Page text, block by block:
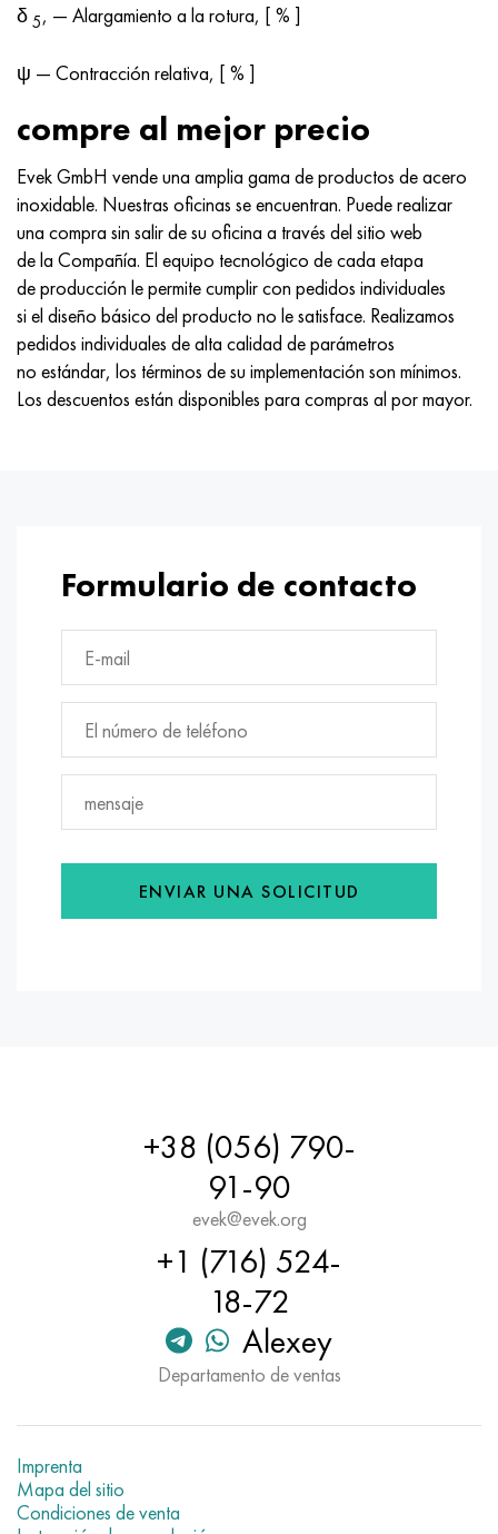
δ 5, — Alargamiento a la rotura, [ % ]
ψ — Contracción relativa, [ % ]
compre al mejor precio
Evek GmbH vende una amplia gama de productos de acero
inoxidable. Nuestras oficinas se encuentran. Puede realizar
una compra sin salir de su oficina a través del sitio web
de la Compañía. El equipo tecnológico de cada etapa
de producción le permite cumplir con pedidos individuales
si el diseño básico del producto no le satisface. Realizamos
pedidos individuales de alta calidad de parámetros
no estándar, los términos de su implementación son mínimos.
Los descuentos están disponibles para compras al por mayor.
Formulario de contacto
ENVIAR UNA SOLICITUD
+38 (056) 790-
91-90
evek@evek.org
+1 (716) 524-
18-72
Alexey
Departamento de ventas
Imprenta
Mapa del sitio
Condiciones de venta